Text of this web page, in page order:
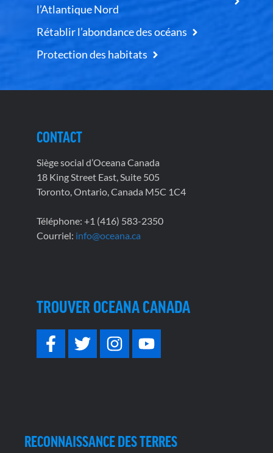
l’Atlantique Nord
Rétablir l’abondance des océans
Protection des habitats
CONTACT
Siège social d’Oceana Canada
18 King Street East, Suite 505
Toronto, Ontario, Canada M5C 1C4
Téléphone: +1 (416) 583-2350
Courriel: info@oceana.ca
TROUVER OCEANA CANADA
RECONNAISSANCE DES TERRES